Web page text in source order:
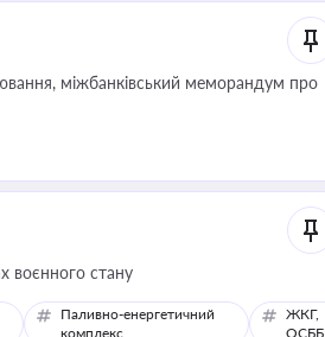
міжбанківський меморандум про
воєнного стану
Паливно-енергетичний
комплекс
ЖКГ,
ОСББ